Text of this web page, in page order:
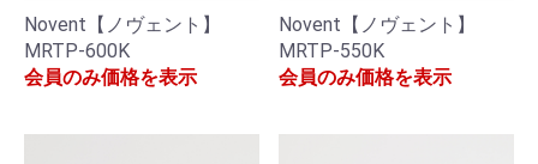
Novent【ノヴェント】
MRTP-600K
会員のみ価格を表示
Novent【ノヴェント】
MRTP-550K
会員のみ価格を表示